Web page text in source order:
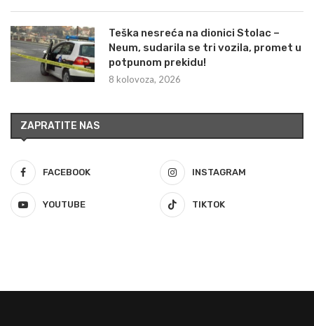
Teška nesreća na dionici Stolac –
Neum, sudarila se tri vozila, promet u
potpunom prekidu!
8 kolovoza, 2026
ZAPRATITE NAS
FACEBOOK INSTAGRAM
YOUTUBE TIKTOK